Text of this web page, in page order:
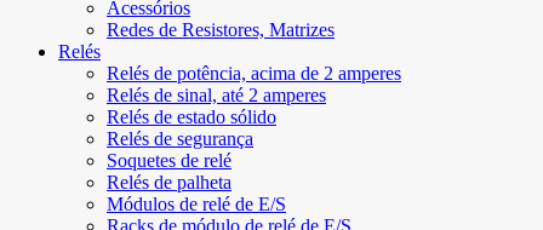
Acessórios
Redes de Resistores, Matrizes
Relés
Relés de potência, acima de 2 amperes
Relés de sinal, até 2 amperes
Relés de estado sólido
Relés de segurança
Soquetes de relé
Relés de palheta
Módulos de relé de E/S
Racks de módulo de relé de E/S